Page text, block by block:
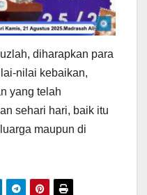
diharapkan para
nilai kebaikan,
yang telah
sehari hari, baik itu
maupun di